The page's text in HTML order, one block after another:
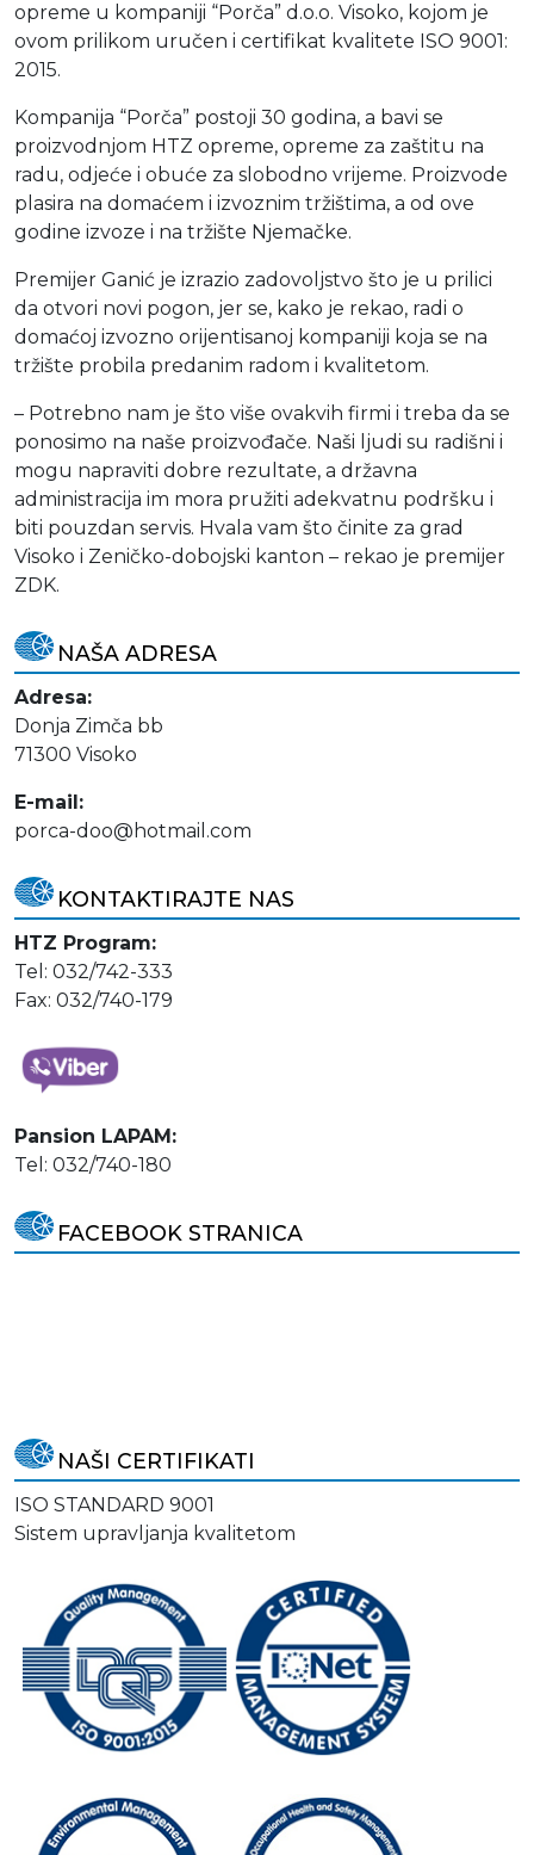
opreme u kompaniji “Porča” d.o.o. Visoko, kojom je
ovom prilikom uručen i certifikat kvalitete ISO 9001:
2015.
Kompanija “Porča” postoji 30 godina, a bavi se
proizvodnjom HTZ opreme, opreme za zaštitu na
radu, odjeće i obuće za slobodno vrijeme. Proizvode
plasira na domaćem i izvoznim tržištima, a od ove
godine izvoze i na tržište Njemačke.
Premijer Ganić je izrazio zadovoljstvo što je u prilici
da otvori novi pogon, jer se, kako je rekao, radi o
domaćoj izvozno orijentisanoj kompaniji koja se na
tržište probila predanim radom i kvalitetom.
– Potrebno nam je što više ovakvih firmi i treba da se
ponosimo na naše proizvođače. Naši ljudi su radišni i
mogu napraviti dobre rezultate, a državna
administracija im mora pružiti adekvatnu podršku i
biti pouzdan servis. Hvala vam što činite za grad
Visoko i Zeničko-dobojski kanton – rekao je premijer
ZDK.
NAŠA ADRESA
Adresa:
Donja Zimča bb
71300 Visoko
E-mail:
porca-doo@hotmail.com
KONTAKTIRAJTE NAS
HTZ Program:
Tel: 032/742-333
Fax: 032/740-179
Pansion LAPAM:
Tel: 032/740-180
FACEBOOK STRANICA
NAŠI CERTIFIKATI
ISO STANDARD 9001
Sistem upravljanja kvalitetom